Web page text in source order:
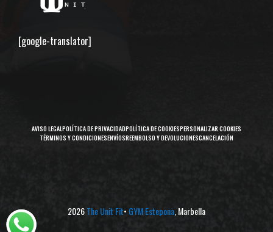
[google-translator]
AVISO LEGALPOLÍTICA DE PRIVACIDADPOLÍTICA DE COOKIESPERSONALIZAR COOKIES
TÉRMINOS Y CONDICIONESENVÍOSREEMBOLSO Y DEVOLUCIONESCANCELACIÓN
2026The Unit Fit• GYM Estepona , Marbella
Artículo añadido al carrito.